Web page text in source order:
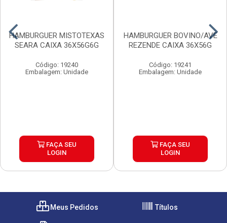
HAMBURGUER MISTOTEXAS
SEARA CAIXA 36X56G6G
Código: 19240
Embalagem: Unidade
FAÇA SEU
LOGIN
HAMBURGUER BOVINO/AVE
REZENDE CAIXA 36X56G
Código: 19241
Embalagem: Unidade
FAÇA SEU
LOGIN
Meus Pedidos Títulos